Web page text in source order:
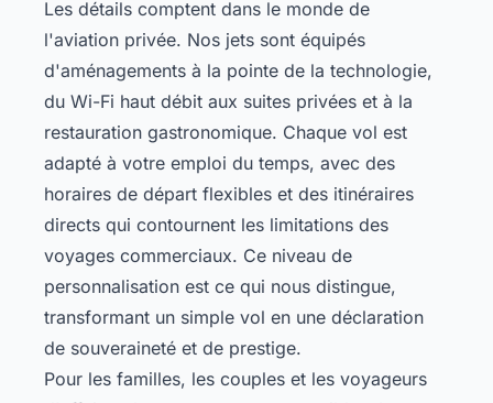
Les détails comptent dans le monde de
l'aviation privée. Nos jets sont équipés
d'aménagements à la pointe de la technologie,
du Wi-Fi haut débit aux suites privées et à la
restauration gastronomique. Chaque vol est
adapté à votre emploi du temps, avec des
horaires de départ flexibles et des itinéraires
directs qui contournent les limitations des
voyages commerciaux. Ce niveau de
personnalisation est ce qui nous distingue,
transformant un simple vol en une déclaration
de souveraineté et de prestige.
Pour les familles, les couples et les voyageurs